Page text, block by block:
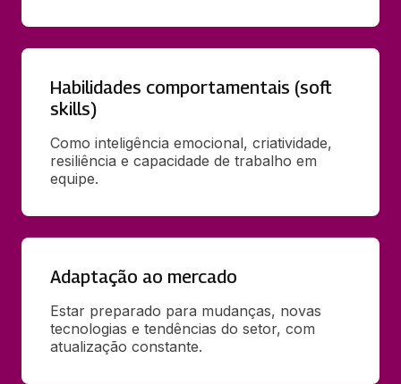
Habilidades comportamentais (soft
skills)
Como inteligência emocional, criatividade,
resiliência e capacidade de trabalho em
equipe.
Adaptação ao mercado
Estar preparado para mudanças, novas
tecnologias e tendências do setor, com
atualização constante.